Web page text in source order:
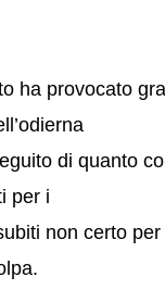
ha provocato
di quanto
per i
non certo